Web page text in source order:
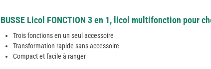
BUSSE Licol FONCTION 3 en 1, licol multifonction pour
Trois fonctions en un seul accessoire
Transformation rapide sans accessoire
Compact et facile à ranger